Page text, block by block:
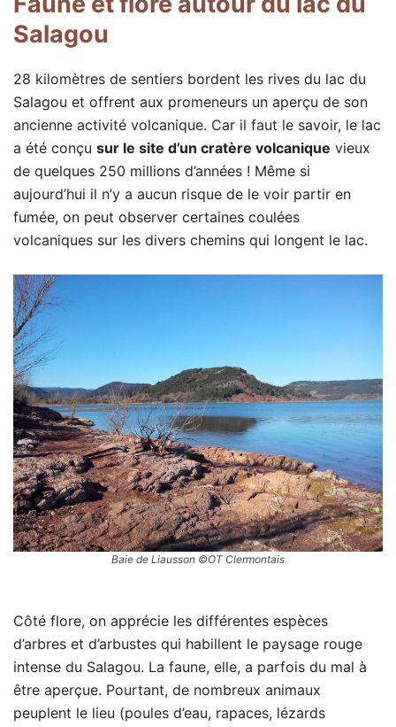
Salagou
28 kilomètres de sentiers bordent les rives du lac du
Salagou et offrent aux promeneurs un aperçu de son
ancienne activité volcanique. Car il faut le savoir, le lac
a été conçu sur le site d’un cratère volcanique vieux
de quelques 250 millions d’années ! Même si
aujourd’hui il n’y a aucun risque de le voir partir en
fumée, on peut observer certaines coulées
volcaniques sur les divers chemins qui longent le lac.
Baie de Liausson ©OT Clermontais
Côté flore, on apprécie les différentes espèces
d’arbres et d’arbustes qui habillent le paysage rouge
intense du Salagou. La faune, elle, a parfois du mal à
être aperçue. Pourtant, de nombreux animaux
peuplent le lieu (poules d’eau, rapaces, lézards